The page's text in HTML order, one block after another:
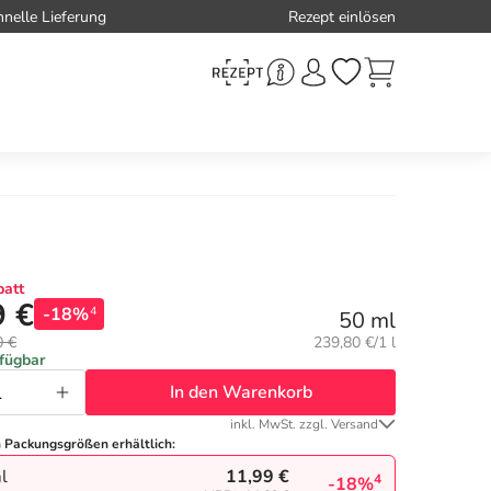
Lieferung Rezept einlösen
€ -18%4
€
50 ml
Grundpreis:
239,80 €/1 l
In den Warenkorb
inkl. MwSt. zzgl. Versand
Packungsgrößen erhältlich:
11,99 € -18%4